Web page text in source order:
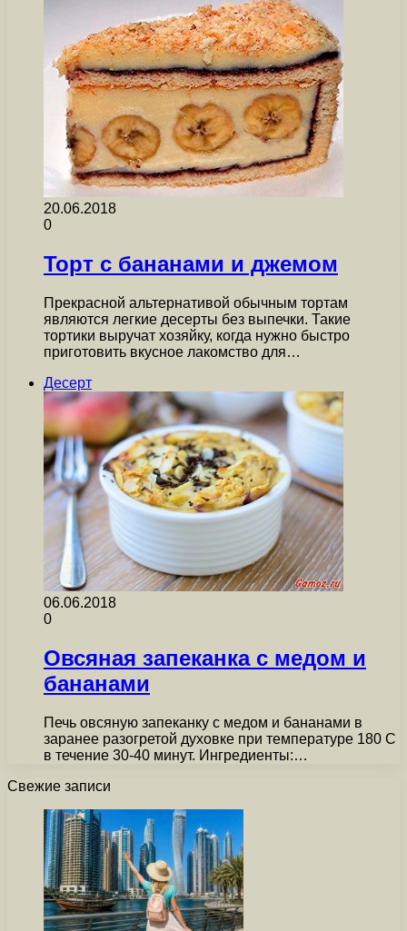
20.06.2018
0
Торт с бананами и джемом
Прекрасной альтернативой обычным тортам
являются легкие десерты без выпечки. Такие
тортики выручат хозяйку, когда нужно быстро
приготовить вкусное лакомство для…
Десерт
06.06.2018
0
Овсяная запеканка с медом и
бананами
Печь овсяную запеканку с медом и бананами в
заранее разогретой духовке при температуре 180 C
в течение 30-40 минут. Ингредиенты:…
Свежие записи